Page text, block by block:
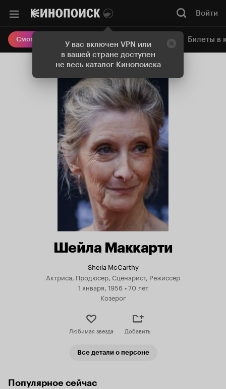
У вас включен VPN или
в вашей стране доступен
не весь каталог Кинопоиска
Войти
Смотреть кино Онлайн-кинотеатр Билеты в
Шейла Маккарти
Sheila McCarthy
Актриса, Продюсер, Сценарист, Режиссер
1 января, 1956 •70 лет
Козерог
Любимая звезда Добавить
Все детали о персоне
Популярное сейчас